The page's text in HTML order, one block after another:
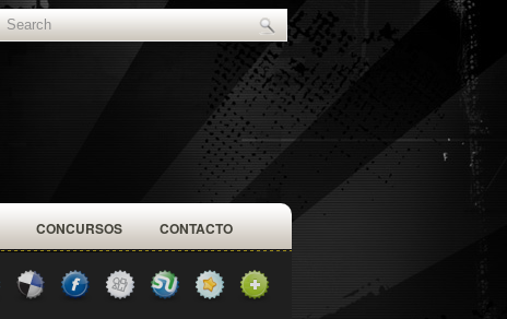
CONCURSOS CONTACTO